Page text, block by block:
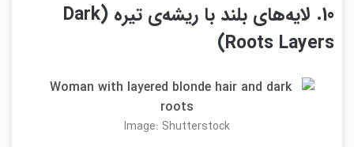
10. لایه‌های بلند با ریشه‌ی تیره (Dark
Roots Layers)
Image: Shutterstock